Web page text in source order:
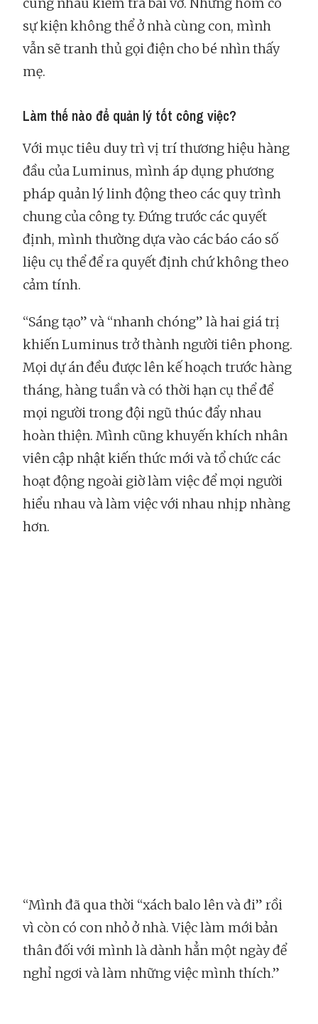
sự kiện không thể ở nhà cùng con, mình
vẫn sẽ tranh thủ gọi điện cho bé nhìn thấy
mẹ.
Làm thế nào để quản lý tốt công việc?
Với mục tiêu duy trì vị trí thương hiệu hàng
đầu của Luminus, mình áp dụng phương
pháp quản lý linh động theo các quy trình
chung của công ty. Đứng trước các quyết
định, mình thường dựa vào các báo cáo số
liệu cụ thể để ra quyết định chứ không theo
cảm tính.
“Sáng tạo” và “nhanh chóng” là hai giá trị
khiến Luminus trở thành người tiên phong.
Mọi dự án đều được lên kế hoạch trước hàng
tháng, hàng tuần và có thời hạn cụ thể để
mọi người trong đội ngũ thúc đẩy nhau
hoàn thiện. Mình cũng khuyến khích nhân
viên cập nhật kiến thức mới và tổ chức các
hoạt động ngoài giờ làm việc để mọi người
hiểu nhau và làm việc với nhau nhịp nhàng
hơn.
“Mình đã qua thời “xách balo lên và đi” rồi
vì còn có con nhỏ ở nhà. Việc làm mới bản
thân đối với mình là dành hẳn một ngày để
nghỉ ngơi và làm những việc mình thích.”